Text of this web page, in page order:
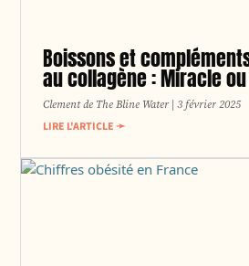
Boissons et
au collagène : Miracle
Clement de The Bline Water 3 février 2025
LIRE L'ARTICLE ➛